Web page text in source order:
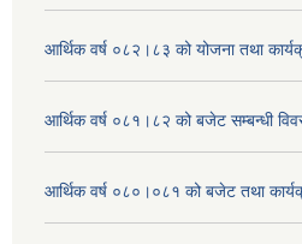
आर्थिक वर्ष ०८२।८३ को योजना तथा
आर्थिक वर्ष ०८१।८२ को बजेट सम्बन्धी
आर्थिक वर्ष ०८०।०८१ को बजेट तथा